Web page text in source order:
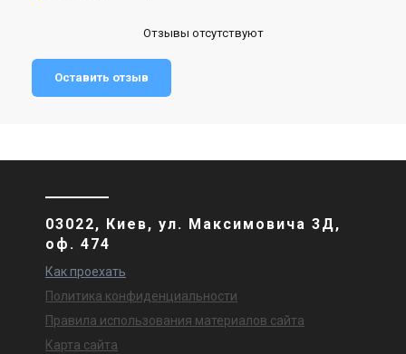
Отзывы отсутствуют
Оставить отзыв
03022, Киев, ул. Максимовича 3Д,
оф. 474
Как проехать
Политика конфиденциальности
Правила использования материалов сайта
Карта сайта